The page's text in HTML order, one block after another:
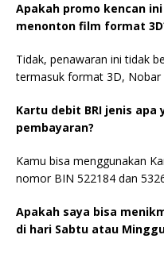
Apakah promo kencan
menonton film format
Tidak, penawaran ini tidak
termasuk format 3D, Nobar
Kartu debit BRI jenis
pembayaran?
Kamu bisa menggunakan
nomor BIN 522184 dan
Apakah saya bisa
di hari Sabtu atau